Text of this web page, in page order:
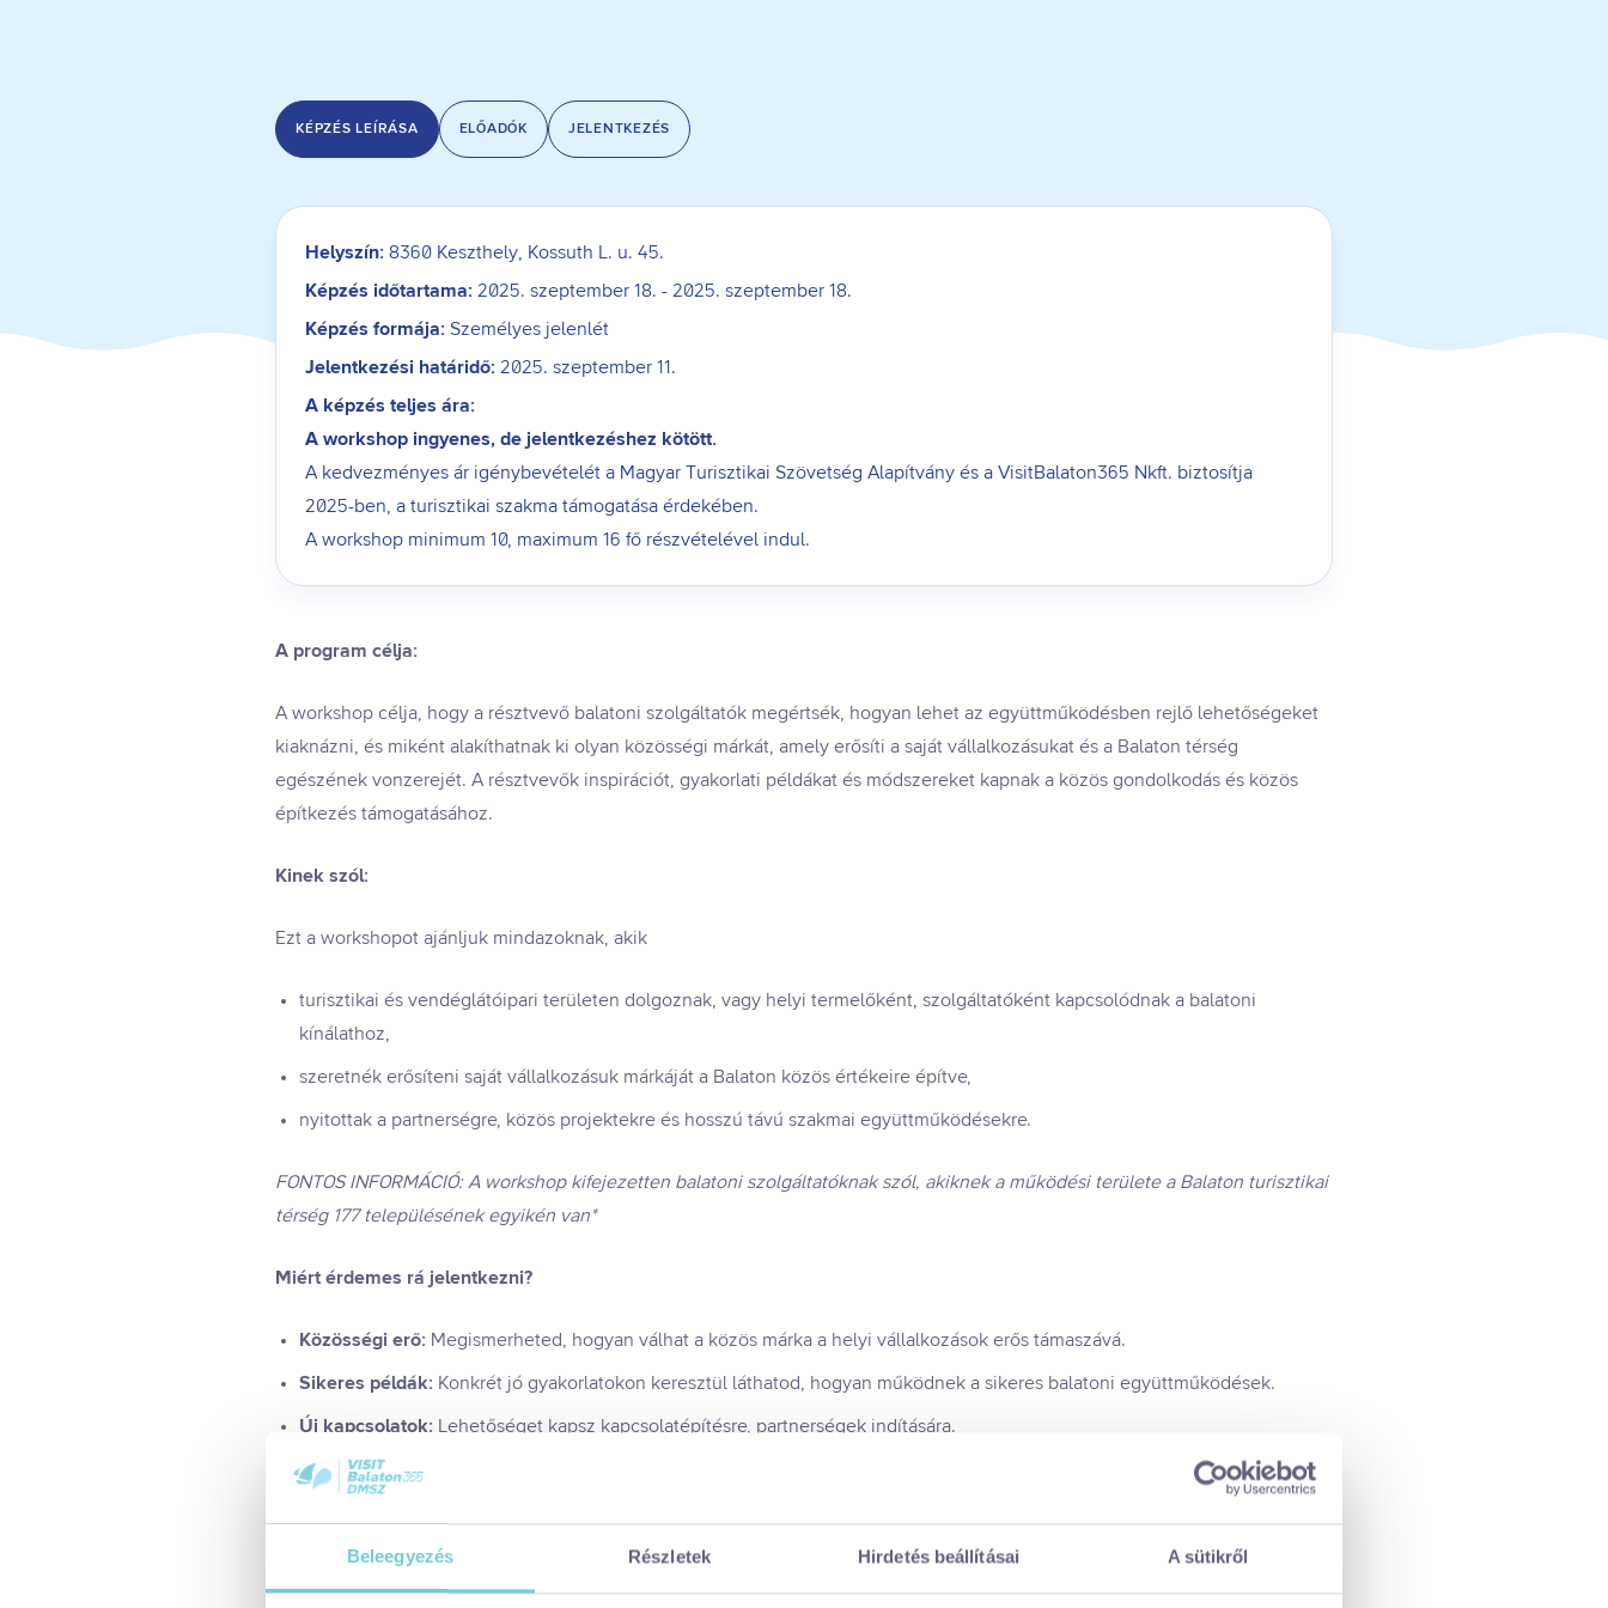
Beleegyezés Részletek Hirdetés beállításai A sütikről
KÉPZÉS LEÍRÁSA ELŐADÓK JELENTKEZÉS
Helyszín: 8360 Keszthely, Kossuth L. u. 45.
Képzés időtartama: 2025. szeptember 18. - 2025. szeptember 18.
Képzés formája: Személyes jelenlét
Jelentkezési határidő: 2025. szeptember 11.
A képzés teljes ára:
A workshop ingyenes, de jelentkezéshez kötött.
A kedvezményes ár igénybevételét a Magyar Turisztikai Szövetség Alapítvány és a VisitBalaton365 Nkft. biztosítja
2025-ben, a turisztikai szakma támogatása érdekében.
A workshop minimum 10, maximum 16 fő részvételével indul.
A program célja:
A workshop célja, hogy a résztvevő balatoni szolgáltatók megértsék, hogyan lehet az együttműködésben rejlő lehetőségeket
kiaknázni, és miként alakíthatnak ki olyan közösségi márkát, amely erősíti a saját vállalkozásukat és a Balaton térség
egészének vonzerejét. A résztvevők inspirációt, gyakorlati példákat és módszereket kapnak a közös gondolkodás és közös
építkezés támogatásához.
Kinek szól:
Ezt a workshopot ajánljuk mindazoknak, akik
turisztikai és vendéglátóipari területen dolgoznak, vagy helyi termelőként, szolgáltatóként kapcsolódnak a balatoni
kínálathoz,
szeretnék erősíteni saját vállalkozásuk márkáját a Balaton közös értékeire építve,
nyitottak a partnerségre, közös projektekre és hosszú távú szakmai együttműködésekre.
FONTOS INFORMÁCIÓ: A workshop kifejezetten balatoni szolgáltatóknak szól, akiknek a működési területe a Balaton turisztikai
térség 177 településének egyikén van*
Miért érdemes rá jelentkezni?
Közösségi erő: Megismerheted, hogyan válhat a közös márka a helyi vállalkozások erős támaszává.
Sikeres példák: Konkrét jó gyakorlatokon keresztül láthatod, hogyan működnek a sikeres balatoni együttműködések.
Új kapcsolatok: Lehetőséget kapsz kapcsolatépítésre, partnerségek indítására.
Gyakorlati tudás: Olyan ötletekkel és eszközökkel gazdagodsz, amelyek azonnal beépíthetők a saját tevékenységedbe.
1) Országmárka, Balaton márka, mikrotérségi márkák – közös márkaépítés alapjai
2) Szervezeti együttműködések, összefogások – hogyan lesz az egyéni erőből közösségi siker?